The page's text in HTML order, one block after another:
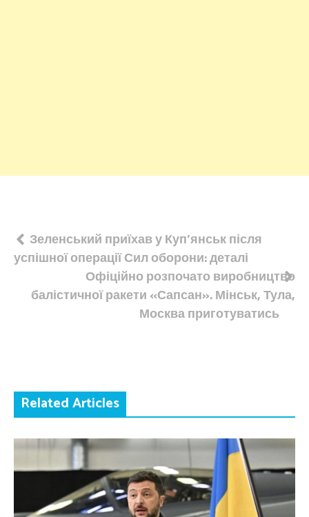
Навігація
записів
Зеленський приїхав у Куп’янськ після
успішної операції Сил оборони: деталі
Офіційно розпочато виробництво
балістичної ракети «Сапсан». Мінськ, Тула,
Москва приготуватись
Related Articles